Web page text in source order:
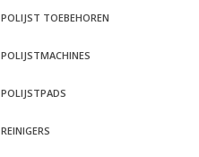
POLIJST TOEBEHOREN
POLIJSTMACHINES
POLIJSTPADS
REINIGERS